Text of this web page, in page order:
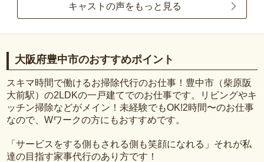
キャストの声をもっと見る
大阪府豊中市のおすすめポイント
スキマ時間で働けるお掃除代行のお仕事！豊中市（柴原阪
大前駅）の2LDKの一戸建てでのお仕事です。リビングやキ
ッチン掃除などがメイン！未経験でもOK!2時間〜のお仕事
なので、Wワークの方にもおすすめです。
「サービスをする側もされる側も笑顔になれる」それが私
達の目指す家事代行のあり方です！